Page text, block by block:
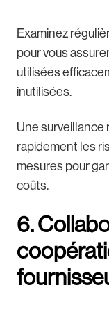
Examinez
pour vous
utilisées
inutilisées.
Une surveillance
rapidement les
mesures pour
coûts.
6.